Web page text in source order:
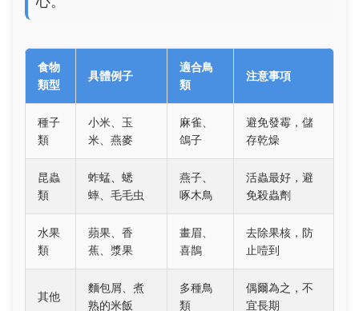
食物
類型
具體例子
適合鳥
類
注意事項
種子
類
小米、玉
米、燕麥
麻雀、
鴿子
避免發霉，儲
存乾燥
昆蟲
類
蚱蜢、蟋
蟀、毛毛虫
燕子、
啄木鳥
活蟲最好，避
免殺蟲劑
水果
類
蘋果、香
蕉、漿果
畫眉、
喜鵲
去除果核，防
止噎到
其他
麵包屑、煮
熟的米飯
多種鳥
類
偶爾為之，不
宜長期